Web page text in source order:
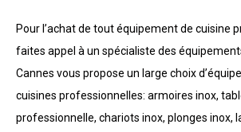
Pour l’achat de tout équipement de cuisine
faites appel à un spécialiste des
Cannes vous propose un large choix
cuisines professionnelles: armoires inox,
professionnelle, chariots inox, plonges inox,